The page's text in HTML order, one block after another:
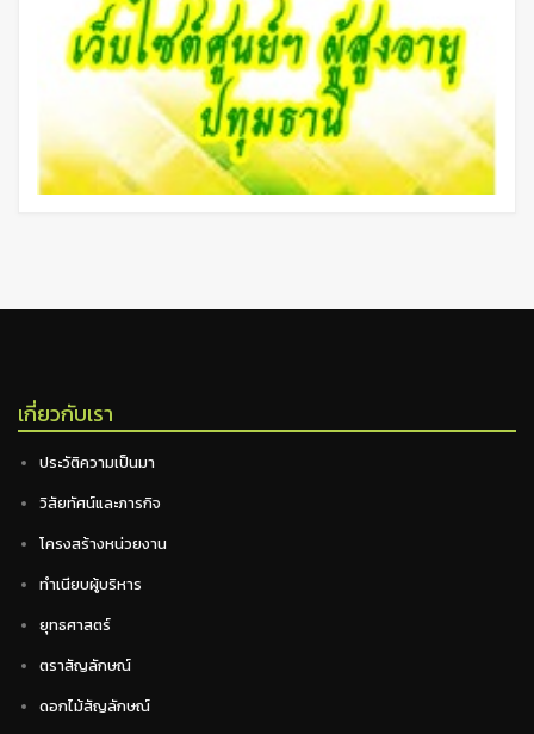
เกี่ยวกับเรา
ประวัติความเป็นมา
วิสัยทัศน์และภารกิจ
โครงสร้างหน่วยงาน
ทำเนียบผู้บริหาร
ยุทธศาสตร์
ตราสัญลักษณ์
ดอกไม้สัญลักษณ์